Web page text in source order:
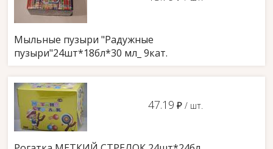
Мыльные пузыри "Радужные
пузыри"24шт*18бл*30 мл_ 9кат.
47.19 д / шт.